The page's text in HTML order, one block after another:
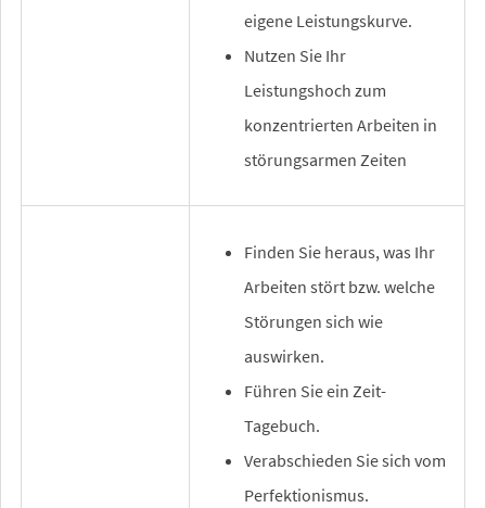
eigene Leistungskurve.
Nutzen Sie Ihr
Leistungshoch zum
konzentrierten Arbeiten in
störungsarmen Zeiten
Finden Sie heraus, was Ihr
Arbeiten stört bzw. welche
Störungen sich wie
auswirken.
Führen Sie ein Zeit-
Tagebuch.
Verabschieden Sie sich vom
Perfektionismus.